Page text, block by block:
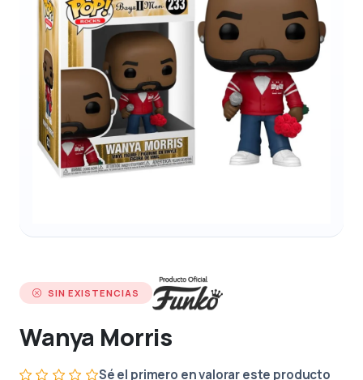
SIN EXISTENCIAS
Wanya Morris
Sé el primero en valorar este producto